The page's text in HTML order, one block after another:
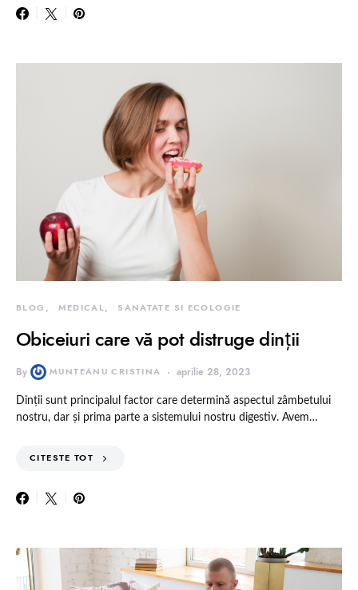
BLOG MEDICAL SANATATE SI ECOLOGIE
Obiceiuri care vă pot distruge dinții
By MUNTEANU CRISTINA aprilie 28, 2023
Dinții sunt principalul factor care determină aspectul zâmbetului
nostru, dar și prima parte a sistemului nostru digestiv. Avem…
CITESTE TOT